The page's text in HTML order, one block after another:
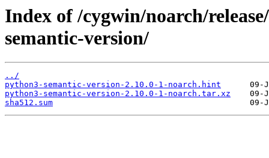
Index of /cygwin/noarch/
semantic-version/
../
python3-semantic-version-2.10.0-1-noarch.hint
python3-semantic-version-2.10.0-1-noarch.tar.xz
sha512.sum